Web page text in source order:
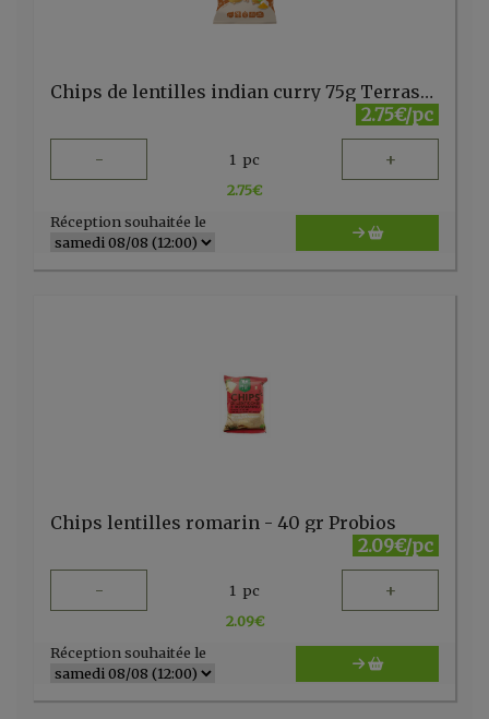
Chips de lentilles indian curry 75g Terrasana
2.75€/pc
- 1 pc +
2.75€
Réception souhaitée le
Chips lentilles romarin - 40 gr Probios
2.09€/pc
- 1 pc +
2.09€
Réception souhaitée le